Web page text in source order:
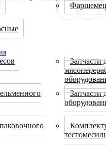
Запчасти
Запчасти